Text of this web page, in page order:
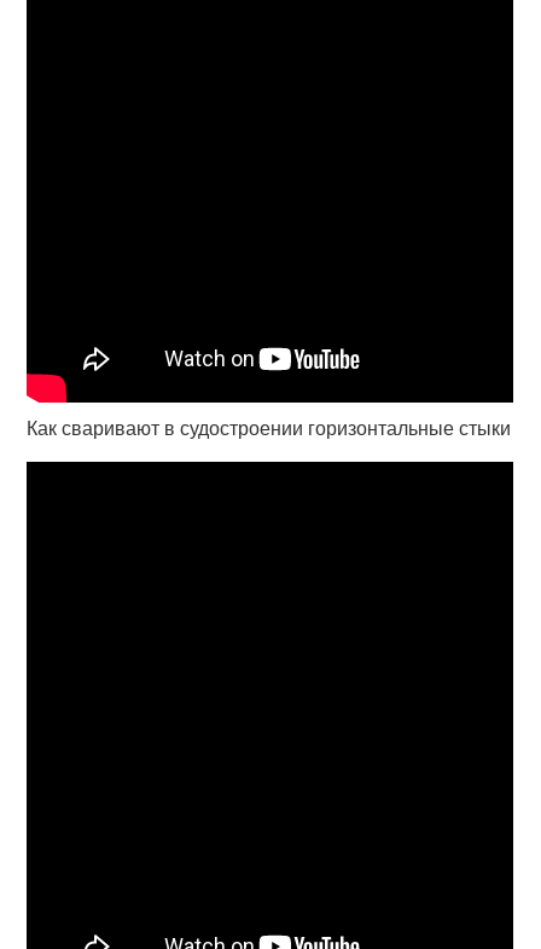
Как сваривают в судостроении горизонтальные стыки